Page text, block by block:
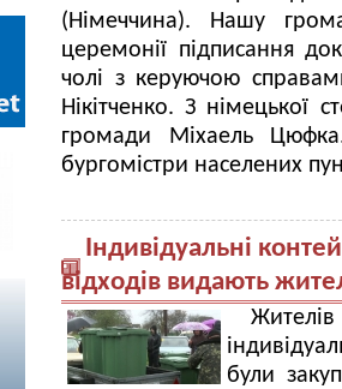
(Німеччина). Нашу
церемонії підписання
чолі з керуючою
Нікітченко. З німецької
громади Міхаель
бургомістри населених
Індивідуальні
відходів видають
були